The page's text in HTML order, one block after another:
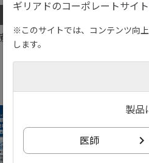
に関するOne Point Information
ギリアドのコーポレートサイト
※このサイトでは、コンテンツ向
します。
製品
医師